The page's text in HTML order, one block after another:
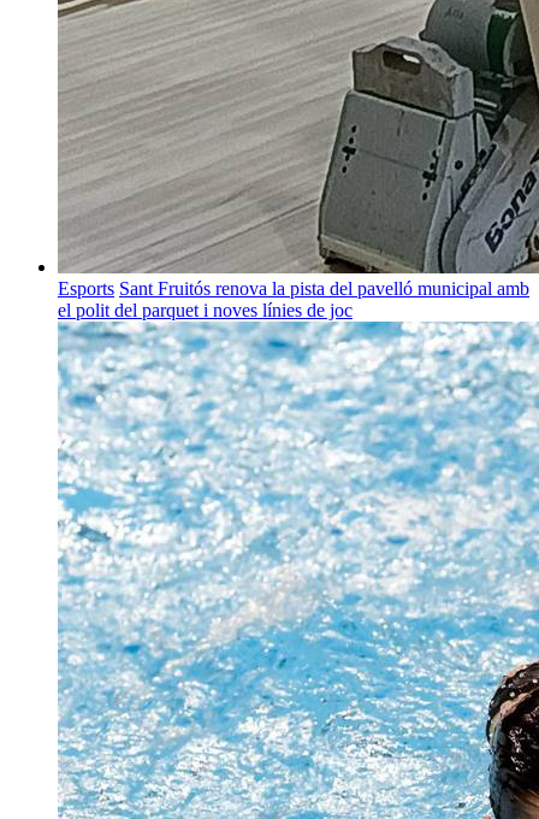
Esports Sant Fruitós renova la pista del pavelló municipal amb
el polit del parquet i noves línies de joc